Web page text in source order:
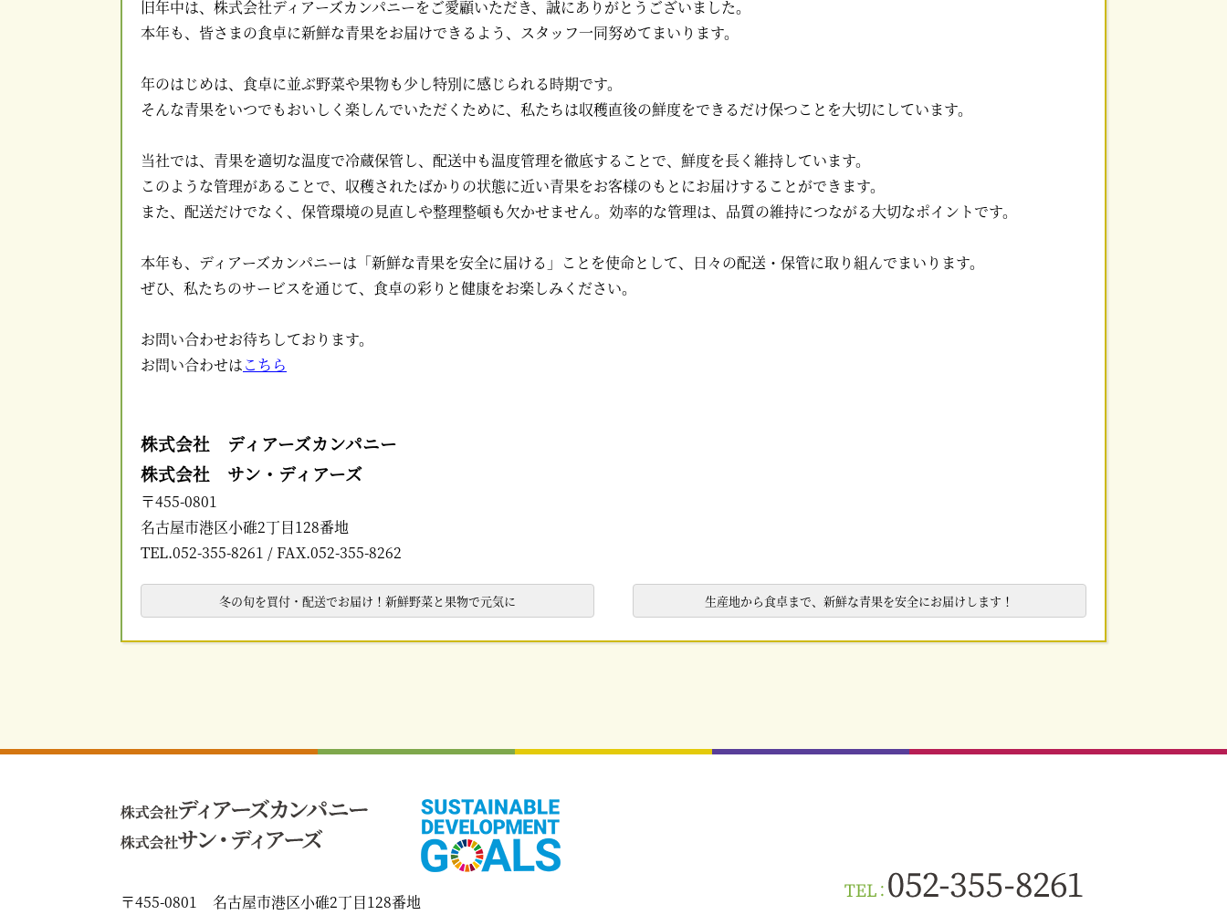
旧年中は、株式会社ディアーズカンパニーをご愛顧いただき、誠にありがとうございました。
本年も、皆さまの食卓に新鮮な青果をお届けできるよう、スタッフ一同努めてまいります。
年のはじめは、食卓に並ぶ野菜や果物も少し特別に感じられる時期です。
そんな青果をいつでもおいしく楽しんでいただくために、私たちは収穫直後の鮮度をできるだけ保つことを大切にしています。
当社では、青果を適切な温度で冷蔵保管し、配送中も温度管理を徹底することで、鮮度を長く維持しています。
このような管理があることで、収穫されたばかりの状態に近い青果をお客様のもとにお届けすることができます。
また、配送だけでなく、保管環境の見直しや整理整頓も欠かせません。効率的な管理は、品質の維持につながる大切なポイントです。
本年も、ディアーズカンパニーは「新鮮な青果を安全に届ける」ことを使命として、日々の配送・保管に取り組んでまいります。
ぜひ、私たちのサービスを通じて、食卓の彩りと健康をお楽しみください。
お問い合わせお待ちしております。
お問い合わせはこちら
株式会社 ディアーズカンパニー
株式会社 サン・ディアーズ
〒455-0801
名古屋市港区小碓2丁目128番地
TEL.052-355-8261 / FAX.052-355-8262
冬の旬を買付・配送でお届け！新鮮野菜と果物で元気に 生産地から食卓まで、新鮮な青果を安全にお届けします！
〒455-0801 名古屋市港区小碓2丁目128番地